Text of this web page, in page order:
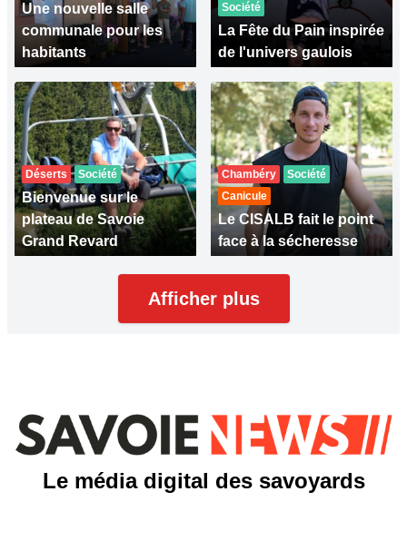
Une nouvelle salle
communale pour les
habitants
Société
La Fête du Pain inspirée
de l'univers gaulois
Déserts Société
Bienvenue sur le
plateau de Savoie
Grand Revard
Chambéry
Société
Canicule
Le CISALB fait le point
face à la sécheresse
Afficher plus
Le média digital des savoyards